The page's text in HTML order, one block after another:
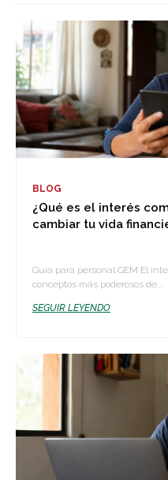
BLOG
¿Qué es el interés
cambiar tu vida
Guía para personal GEM El
conceptos más poderosos de...
SEGUIR LEYENDO